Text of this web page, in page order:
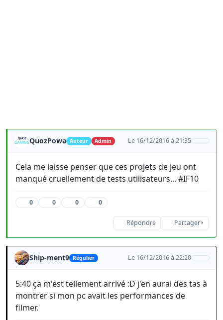
QuozPowa Auteur Admin Le 16/12/2016 à 21:35
Cela me laisse penser que ces projets de jeu ont
manqué cruellement de tests utilisateurs... #IF10
0 0 0 0
Répondre Partager
Ship-ment9 Régulier Le 16/12/2016 à 22:20
5:40 ça m'est tellement arrivé :D j'en aurai des tas à
montrer si mon pc avait les performances de
filmer.